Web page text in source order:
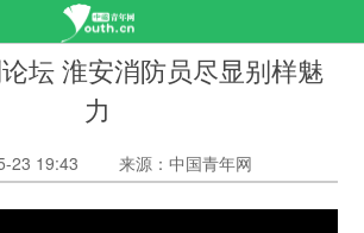
坛 淮安消防员尽显别样魅
力
23 19:43 来源：中国青年网